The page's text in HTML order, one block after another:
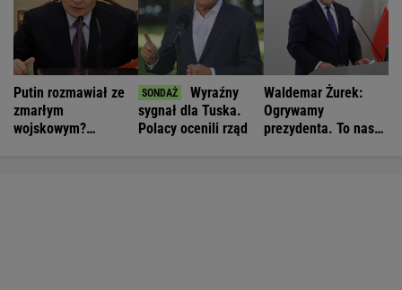
Putin rozmawiał ze
zmarłym
wojskowym?
Wyraźny
sygnał dla Tuska.
Polacy ocenili rząd
Waldemar Żurek:
Ogrywamy
prezydenta. To nasz